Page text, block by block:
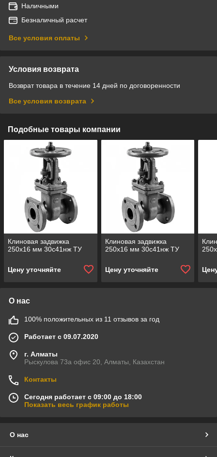
Наличными
Безналичный расчет
Все условия оплаты
Условия возврата
Возврат товара в течение 14 дней по договоренности
Все условия возврата
Подобные товары компании
Клиновая задвижка
250x16 мм 30с41нж ТУ
Цену уточняйте
Клиновая задвижка
250x16 мм 30с41нж ТУ
Цену уточняйте
О нас
100% положительных из 11 отзывов за год
Работает с 09.07.2020
г. Алматы
Рыскулова 73а офис 20, Алматы, Казахстан
Контакты
Сегодня работает с 09:00 до 18:00
Показать весь график работы
О нас